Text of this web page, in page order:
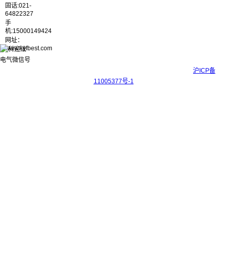
固话:021-
64822327
手
机:15000149424
网址：
www.kyfbest.com
沪ICP备
11005377号-1